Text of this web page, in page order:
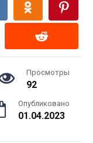
Просмотры
92
Опубликовано
01.04.2023